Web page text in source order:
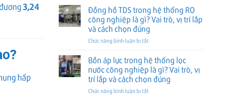
3,24
hấp
nào
nên
dùng,
khác
RO
sao
và
cách
chọn
đúng
châm
hóa
chất
trong
hệ
lọc
nước
công
nghiệp
là
Đồng hồ TDS trong hệ thống RO
công nghiệp là gì? Vai trò, vị trí lắp
và cách chọn đúng
Chức năng bình luận bị tắtở
hồ
TDS
trong
hệ
thống
Bồn áp lực trong hệ thống lọc
nước công nghiệp là gì? Vai trò, vị
trí lắp và cách chọn đúng
Chức năng bình luận bị tắtở